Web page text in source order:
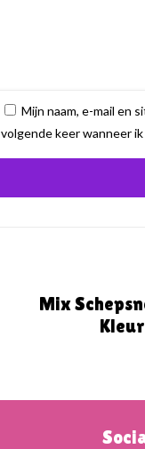
Mijn naam, e-mail en
volgende keer wanneer
Mix